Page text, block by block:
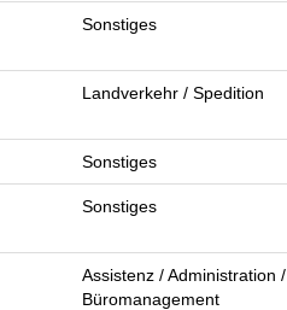
Sonstiges
Landverkehr / Spedition
Sonstiges
Sonstiges
Assistenz / Administration /
Büromanagement